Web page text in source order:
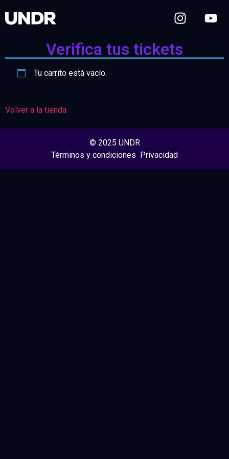
Verifica tus tickets
Tu carrito está vacío.
Volver a la tienda
© 2025 UNDR
Términos y condiciones Privacidad